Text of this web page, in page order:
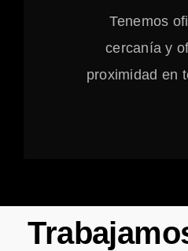
Tenemos
cercanía y
proximidad en